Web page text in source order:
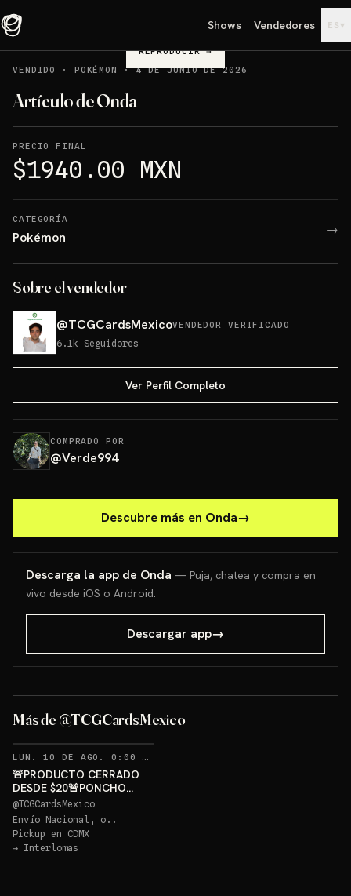
Shows Vendedores ES ▾
REPRODUCIR→
VENDIDO
· POKÉMON ·4 DE JUNIO DE 2026
Artículo de Onda
PRECIO FINAL
$1940.00 MXN
CATEGORÍA
Pokémon →
Sobre el vendedor
@TCGCardsMexicoVENDEDOR VERIFICADO
6.1k Seguidores
Ver Perfil Completo
COMPRADO POR
@Verde994
Descubre más en Onda→
Descarga la app de Onda — Puja, chatea y compra en
vivo desde iOS o Android.
Descargar app→
Más de @TCGCardsMexico
PONCHO PIKACHU PSA 10
Sorteo: PONCHO PIKACHU PSA 10 GRATIS→
LUN. 10 DE AGO. 0:00 AM
🚨PRODUCTO CERRADO
DESDE $20🚨PONCHO
PIKACHU PSA 10 GRATIS
@TCGCardsMexico
Envío Nacional, o..
Pickup en CDMX
→ Interlomas